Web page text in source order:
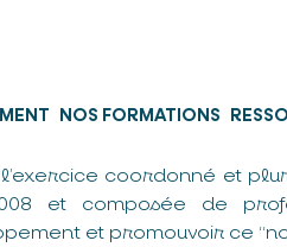
NOS FORMATIONS
coordonné et
et composée de
et promouvoir ce